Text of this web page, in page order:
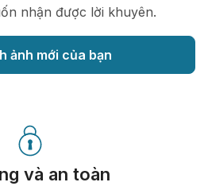
nhận được lời khuyên.
ảnh mới của bạn
và an toàn